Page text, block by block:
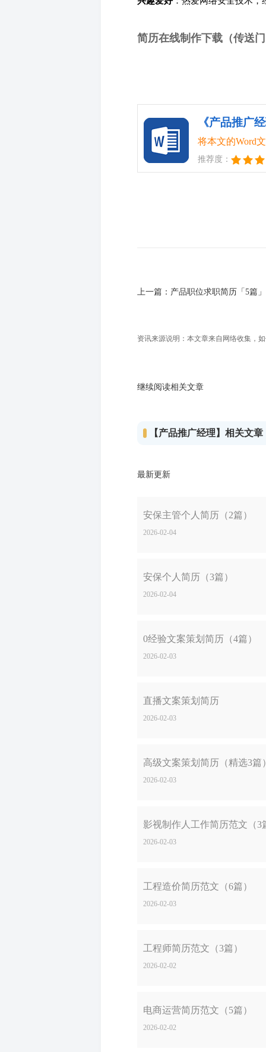
简历在线制作下载（传送
《产品推广
将本文的Word
推荐度：
上一篇： 产品职位求职简历「5篇」
资讯来源说明：本文章来自网络收集，
继续阅读相关文章
【产品推广经理】相关文章
最新更新
安保主管个人简历（2篇）
2026-02-04
安保个人简历（3篇）
2026-02-04
0经验文案策划简历（4篇）
2026-02-03
直播文案策划简历
2026-02-03
高级文案策划简历（精选3篇
2026-02-03
影视制作人工作简历范文（3
2026-02-03
工程造价简历范文（6篇）
2026-02-03
工程师简历范文（3篇）
2026-02-02
电商运营简历范文（5篇）
2026-02-02